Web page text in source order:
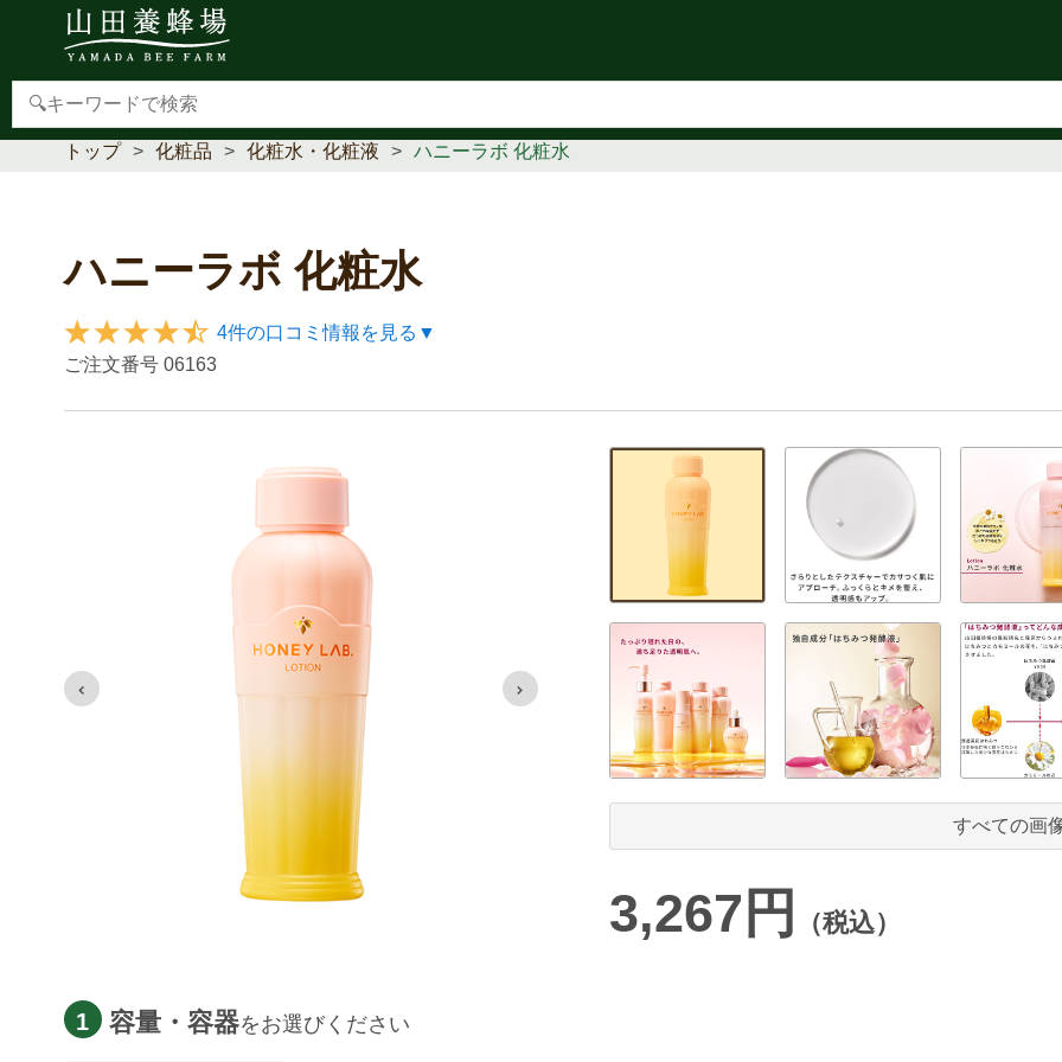
【重要】本人認証サービス(3Dセキュア2.0)導入のお知らせ
トップ 化粧品 化粧水・化粧液 ハニーラボ 化粧水
ハニーラボ 化粧水
4件の口コミ情報を見る▼
ご注文番号 06163
すべての画
3,267円 （税込）
1 容量・容器をお選びください